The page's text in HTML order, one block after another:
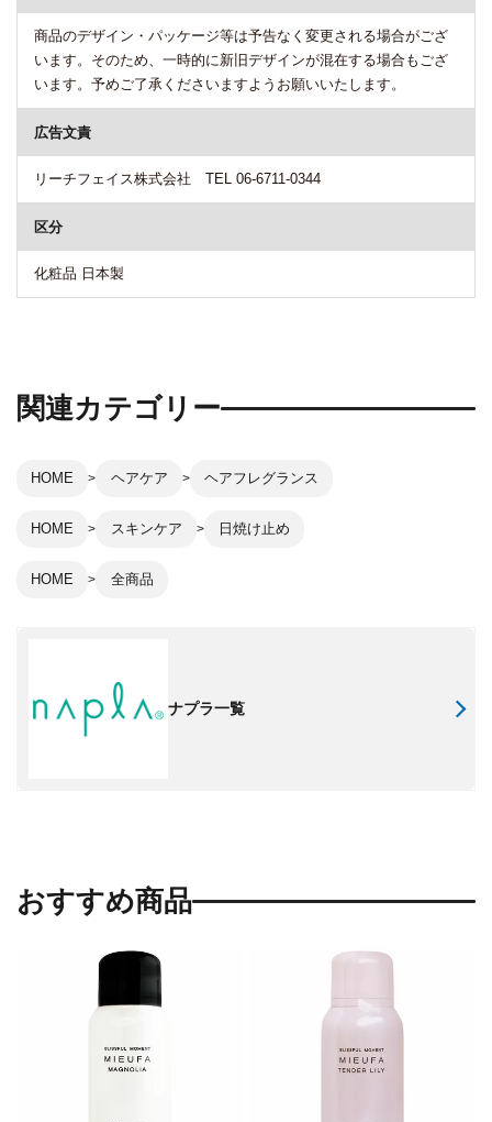
商品のデザイン・パッケージ等は予告なく変更される場合がござ
います。そのため、一時的に新旧デザインが混在する場合もござ
います。予めご了承くださいますようお願いいたします。
広告文責
リーチフェイス株式会社 TEL 06-6711-0344
区分
化粧品 日本製
関連カテゴリー
HOME ヘアケア ヘアフレグランス
HOME スキンケア 日焼け止め
HOME 全商品
ナプラ一覧
おすすめ商品